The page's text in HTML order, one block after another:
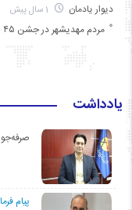
دیوار یادمان
مردم مهدیشهر در جشن ۴۵ سالگیِ انقلاب
یادداشت
پیام